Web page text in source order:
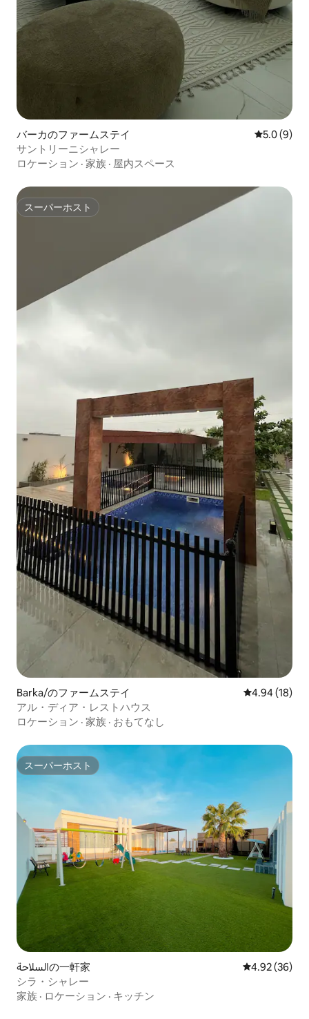
バーカのファームステイ レビュー9
5.0 (9)
サントリーニシャレー
ロケーション · 家族 · 屋内スペース
スーパーホスト
スーパーホスト
Barka/のファームステイ レビュー18
4.94 (18)
アル・ディア・レストハウス
ロケーション · 家族 · おもてなし
スーパーホスト
スーパーホスト
السلاحةの一軒家 レビュー36
4.92 (36)
シラ・シャレー
家族 · ロケーション · キッチン